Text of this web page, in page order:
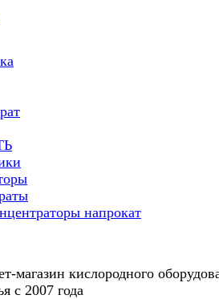
напрокат
магазин кислородного
с 2007 года